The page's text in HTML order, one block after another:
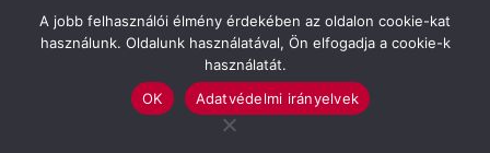
A jobb felhasználói élmény érdekében az oldalon cookie-kat
használunk. Oldalunk használatával, Ön elfogadja a cookie-k
használatát.
OK
Adatvédelmi irányelvek